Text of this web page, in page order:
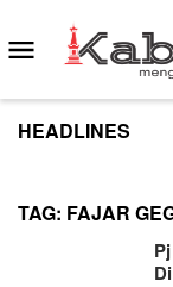
to
content
Mobile
Menu
HEADLINES
TAG: FAJAR